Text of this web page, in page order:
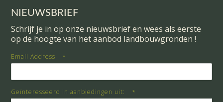
NIEUWSBRIEF
Schrijf je in op onze nieuwsbrief en wees als eerste
op de hoogte van het aanbod landbouwgronden !
Email Address *
Geïnteresseerd in aanbiedingen uit: *